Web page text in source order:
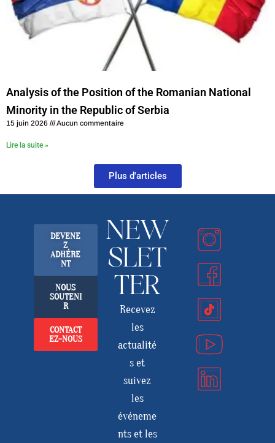
Analysis of the Position of the Romanian National
Minority in the Republic of Serbia
15 juin 2026 Aucun commentaire
Lire la suite »
Plus d'articles
DEVENE
Z
ADHÉRE
NT
NOUS
SOUTENI
R
CONTACT
EZ-NOUS
NEW
SLET
TER
Recevez
les
actualité
s et
suivez
les
événeme
nts et les